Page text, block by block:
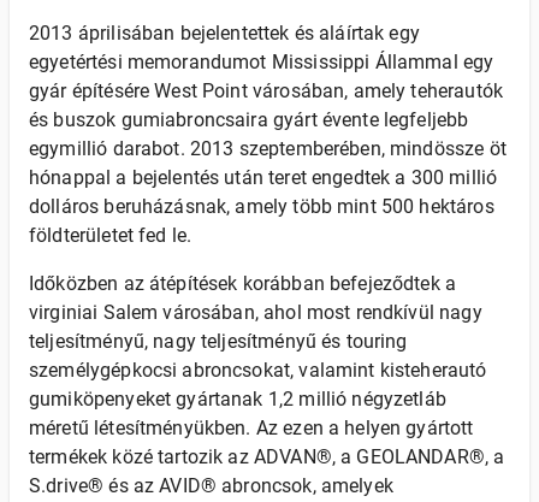
2013 áprilisában bejelentettek és aláírtak egy
egyetértési memorandumot Mississippi Állammal egy
gyár építésére West Point városában, amely teherautók
és buszok gumiabroncsaira gyárt évente legfeljebb
egymillió darabot. 2013 szeptemberében, mindössze öt
hónappal a bejelentés után teret engedtek a 300 millió
dolláros beruházásnak, amely több mint 500 hektáros
földterületet fed le.
Időközben az átépítések korábban befejeződtek a
virginiai Salem városában, ahol most rendkívül nagy
teljesítményű, nagy teljesítményű és touring
személygépkocsi abroncsokat, valamint kisteherautó
gumiköpenyeket gyártanak 1,2 millió négyzetláb
méretű létesítményükben. Az ezen a helyen gyártott
termékek közé tartozik az ADVAN®, a GEOLANDAR®, a
S.drive® és az AVID® abroncsok, amelyek